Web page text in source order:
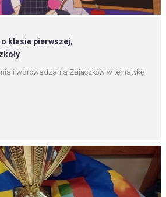
klasie pierwszej,
i wprowadzania Zajączków w tematykę